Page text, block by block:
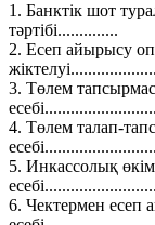
1. Банктік шот
тәртібі..............
2. Есеп айырысу
3. Төлем
4. Төлем талап-
5. Инкассолық
6. Чектермен есеп